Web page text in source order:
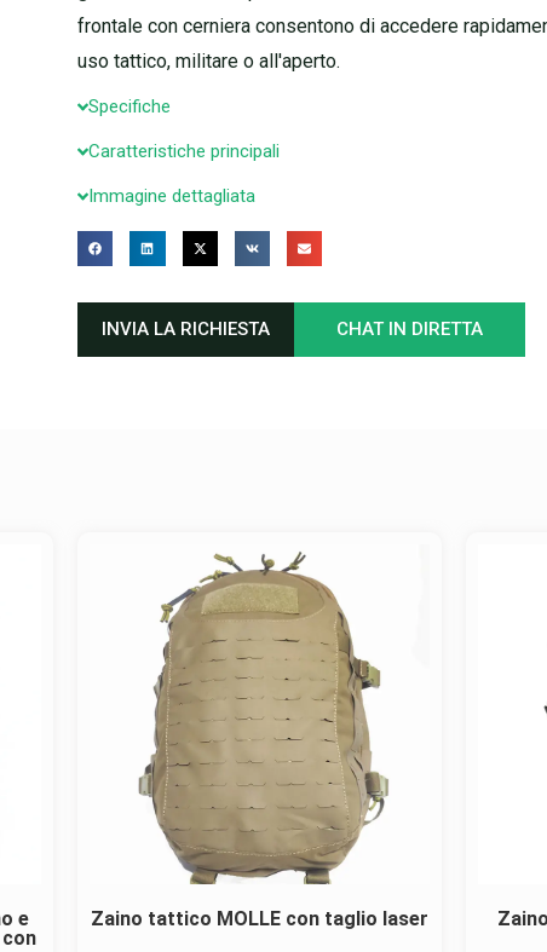
frontale con cerniera consentono di accedere
uso tattico, militare o all'aperto.
Specifiche
Caratteristiche principali
Immagine dettagliata
INVIA LA RICHIESTA CHAT IN DIRETTA
e
Zaino tattico MOLLE con taglio laser